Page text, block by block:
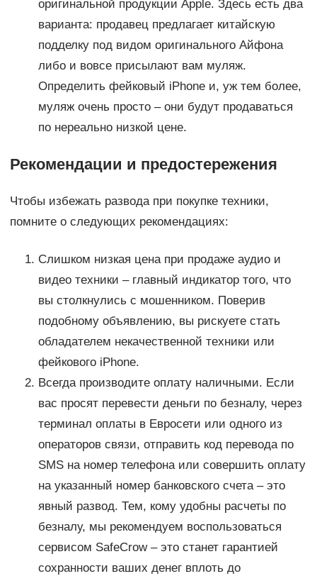
оригинальной продукции Apple. Здесь есть два
варианта: продавец предлагает китайскую
подделку под видом оригинального Айфона
либо и вовсе присылают вам муляж.
Определить фейковый iPhone и, уж тем более,
муляж очень просто – они будут продаваться
по нереально низкой цене.
Рекомендации и предостережения
Чтобы избежать развода при покупке техники,
помните о следующих рекомендациях:
Слишком низкая цена при продаже аудио и
видео техники – главный индикатор того, что
вы столкнулись с мошенником. Поверив
подобному объявлению, вы рискуете стать
обладателем некачественной техники или
фейкового iPhone.
Всегда производите оплату наличными. Если
вас просят перевести деньги по безналу, через
терминал оплаты в Евросети или одного из
операторов связи, отправить код перевода по
SMS на номер телефона или совершить оплату
на указанный номер банковского счета – это
явный развод. Тем, кому удобны расчеты по
безналу, мы рекомендуем воспользоваться
сервисом SafeCrow – это станет гарантией
сохранности ваших денег вплоть до